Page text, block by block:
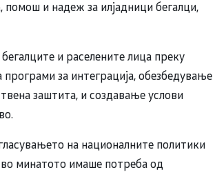
помош и надеж за илјадници бегалци,
и раселените лица преку
за интеграција, обезбедување
заштита, и создавање услови
на националните политики
минатото имаше потреба од